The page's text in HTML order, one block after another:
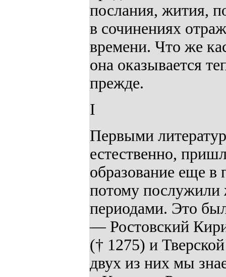
послания, жития,
в сочинениях
времени. Что же
она оказывается
прежде.
I
Первыми
естественно,
образование еще
потому
периодами. Это
— Ростовский
(† 1275) и
двух из них мы